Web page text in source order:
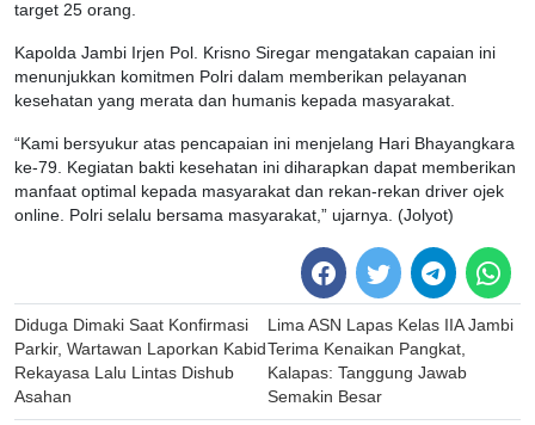
target 25 orang.
Kapolda Jambi Irjen Pol. Krisno Siregar mengatakan capaian ini
menunjukkan komitmen Polri dalam memberikan pelayanan
kesehatan yang merata dan humanis kepada masyarakat.
“Kami bersyukur atas pencapaian ini menjelang Hari Bhayangkara
ke-79. Kegiatan bakti kesehatan ini diharapkan dapat memberikan
manfaat optimal kepada masyarakat dan rekan-rekan driver ojek
online. Polri selalu bersama masyarakat,” ujarnya. (Jolyot)
Post
navigation
Diduga Dimaki Saat Konfirmasi
Parkir, Wartawan Laporkan Kabid
Rekayasa Lalu Lintas Dishub
Asahan
Lima ASN Lapas Kelas IIA Jambi
Terima Kenaikan Pangkat,
Kalapas: Tanggung Jawab
Semakin Besar